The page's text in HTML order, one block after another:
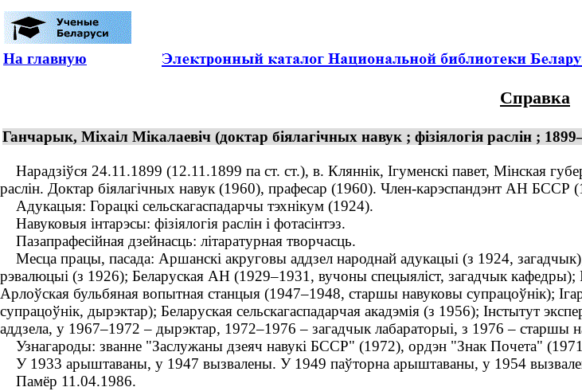
На главную
Справка
Ганчарык, Міхаіл Мікалаевіч (доктар біялагічных навук ; фізіялогія раслін ;
Нарадзіўся 24.11.1899 (12.11.1899 па ст. ст.), в. Кляннік, Ігуменскі павет, Мінская
раслін. Доктар біялагічных навук (1960), прафесар (1960). Член-карэспандэнт АН БССР
Адукацыя: Горацкі сельскагаспадарчы тэхнікум (1924).
Навуковыя інтарэсы: фізіялогія раслін і фотасінтэз.
Пазапрафесійная дзейнасць: літаратурная творчасць.
Месца працы, пасада: Аршанскі акруговы аддзел народнай адукацыі (з 1924,
рэвалюцыі (з 1926); Беларуская АН (1929–1931, вучоны спецыяліст, загадчык кафедры);
Арлоўская бульбяная вопытная станцыя (1947–1948, старшы навуковы супрацоўнік);
супрацоўнік, дырэктар); Беларуская сельскагаспадарчая акадэмія (з 1956); Інстытут
аддзела, у 1967–1972 – дырэктар, 1972–1976 – загадчык лабараторыі, з 1976 – старшы
Узнагароды: званне "Заслужаны дзеяч навукі БССР" (1972), ордэн "Знак Почета"
У 1933 арыштаваны, у 1947 вызвалены. У 1949 паўторна арыштаваны, у 1954
Памёр 11.04.1986.